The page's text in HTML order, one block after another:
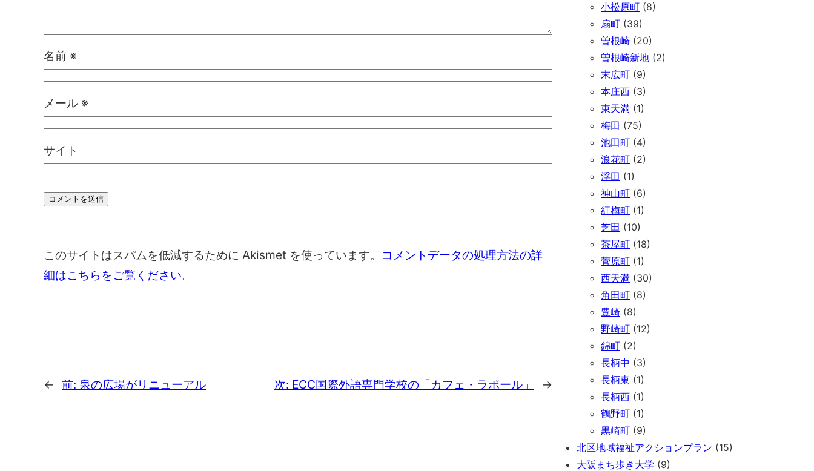
名前 ※
メール ※
サイト
このサイトはスパムを低減するために Akismet を使っています。
コメントデータの処理方法の詳
細はこちらをご覧ください。
← 前: 泉の広場がリニューアル 次: ECC国際外語専門学校の「カフェ・ラポール」 →
小松原町 (8)
扇町 (39)
曽根崎 (20)
曽根崎新地 (2)
末広町 (9)
本庄西 (3)
東天満 (1)
梅田 (75)
池田町 (4)
浪花町 (2)
浮田 (1)
神山町 (6)
紅梅町 (1)
芝田 (10)
茶屋町 (18)
菅原町 (1)
西天満 (30)
角田町 (8)
豊崎 (8)
野崎町 (12)
錦町 (2)
長柄中 (3)
長柄東 (1)
長柄西 (1)
鶴野町 (1)
黒崎町 (9)
北区地域福祉アクションプラン (15)
大阪まち歩き大学 (9)